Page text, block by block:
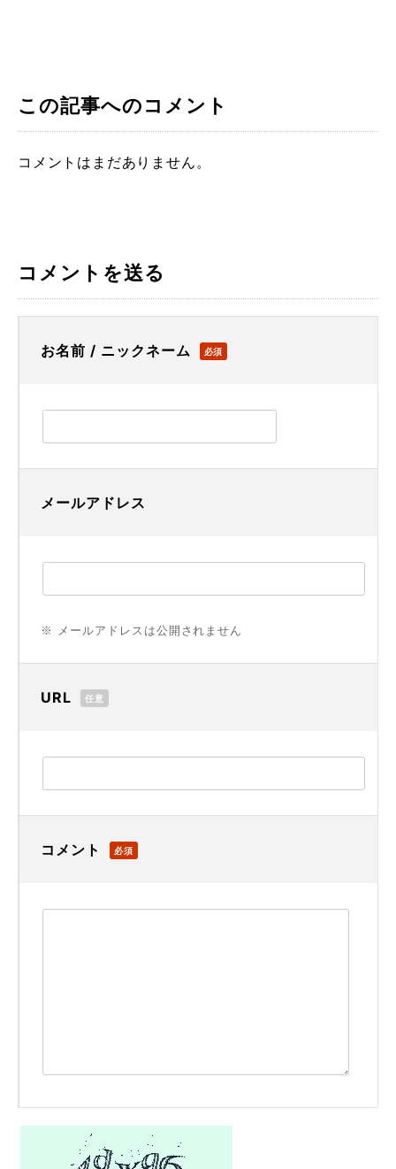
この記事へのコメント
コメントはまだありません。
コメントを送る
お名前 / ニックネーム 必須
メールアドレス
※ メールアドレスは公開されません
URL 任意
コメント 必須